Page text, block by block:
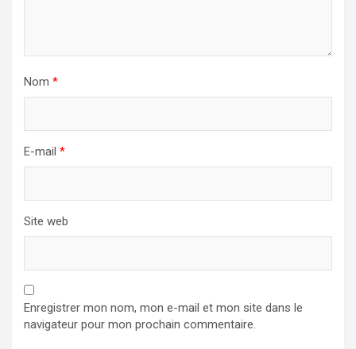
Nom *
E-mail *
Site web
Enregistrer mon nom, mon e-mail et mon site dans le
navigateur pour mon prochain commentaire.